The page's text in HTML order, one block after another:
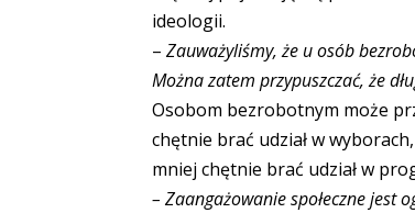
ideologii.
– Zauważyliśmy, że u osób
Można zatem przypuszczać, że
Osobom bezrobotnym może
chętnie brać udział w
mniej chętnie brać udział w
– Zaangażowanie społeczne jest